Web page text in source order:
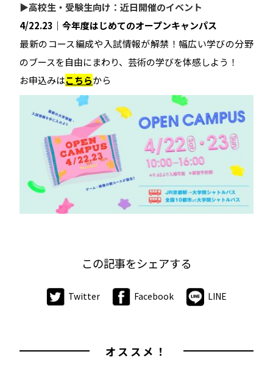
▶高校生・受験生向け：近日開催のイベント
4/22.23｜今年度はじめてのオープンキャンパス
最新のコース編成や入試情報が解禁！幅広い学びの分野
のブースを自由にまわり、芸術の学びを体感しよう！
お申込みはこちらから
この記事をシェアする
Twitter Facebook LINE
オススメ！